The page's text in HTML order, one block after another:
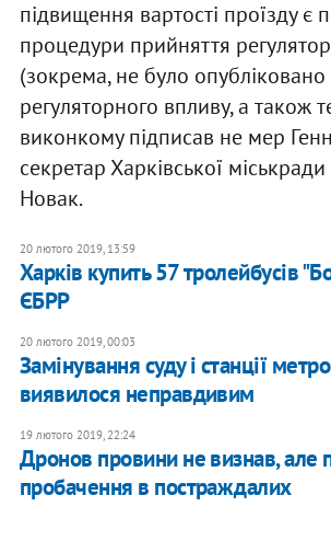
підвищення вартості проїзду є
процедури прийняття
(зокрема, не було опубліковано
регуляторного впливу, а також
виконкому підписав не мер
секретар Харківської
Новак.
20 лютого 2019, 13:59
Харків купить 57 тролейбусів
ЄБРР
20 лютого 2019, 00:03
Замінування суду і станції
виявилося неправдивим
19 лютого 2019, 22:24
Дронов провини не визнав, але
пробачення в постраждалих